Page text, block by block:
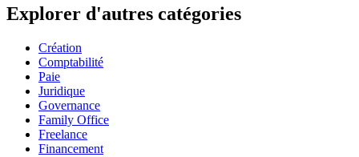
Explorer d'autres catégories
Création
Comptabilité
Paie
Juridique
Governance
Family Office
Freelance
Financement